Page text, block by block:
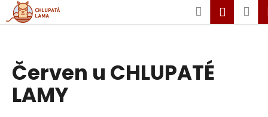
obsah
Hledat
Červen u CHLUPATÉ
LAMY
o
C
o
p